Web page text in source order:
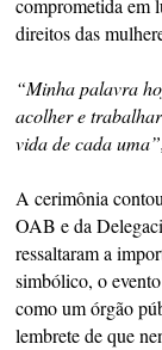
direitos das
“Minha palavra
acolher e
vida de cada uma”,
A cerimônia
OAB e da
ressaltaram a
simbólico, o
como um órgão
lembrete de que